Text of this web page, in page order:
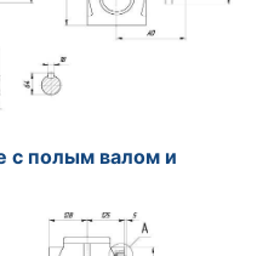
с полым валом и